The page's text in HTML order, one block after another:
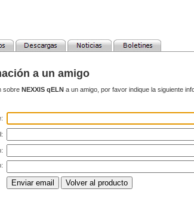
a un amigo
sobre NEXXIS qELN a un amigo, por favor indique la siguiente